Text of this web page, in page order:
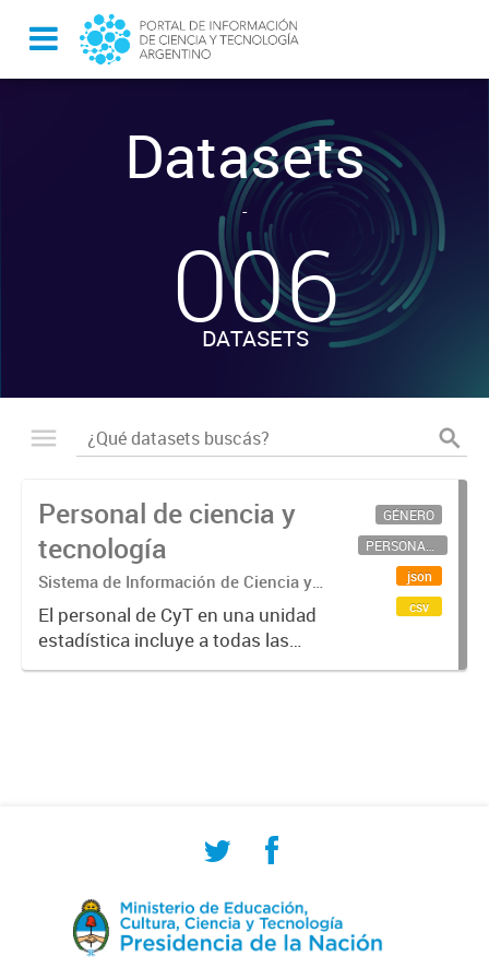
Datasets
-
006
DATASETS
Personal de ciencia y
tecnología
Sistema de Información de Ciencia y
Tecnología Argentino (SICYTAR)
El personal de CyT en una unidad
estadística incluye a todas las
personas involucradas
GÉNERO
PERSONAL CIENTÍFICO-TECNOLÓGICO
json
csv